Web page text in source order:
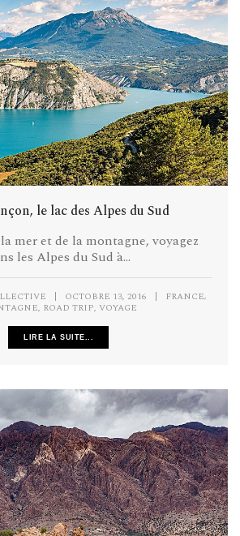
le lac des Alpes du Sud
mer et de la montagne, voyagez
les Alpes du Sud à...
| OCTOBRE 13, 2016 | FRANCE,
, ROAD TRIP, VOYAGE
LIRE LA SUITE...